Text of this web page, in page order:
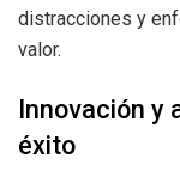
distracciones y
valor.
Innovación y
éxito